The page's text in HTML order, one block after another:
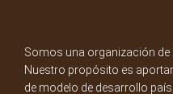
Somos una organización de
Nuestro propósito es
de modelo de desarrollo